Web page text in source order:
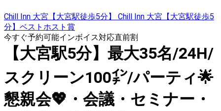
Chill Inn 大宮【大宮駅徒歩5分】 Chill Inn 大宮【大宮駅徒歩5
分】ベストホスト賞
今すぐ予約可能インボイス対応直前割
【大宮駅5分】最大35名/24H/
スクリーン100㌅/パーティ🌟
懇親会💖・会議・セミナー・